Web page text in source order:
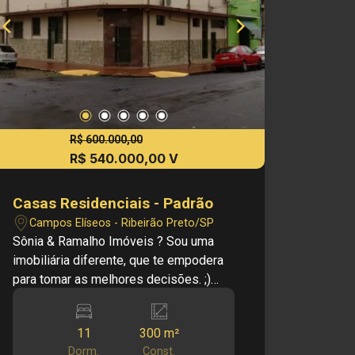
especialistas: WhatsApp: (16) 99963 -
7700 - Edalberto Ramalho. Obs.: como
imobiliária, me reservo o direito de
alterar qualquer informação referente
aos valores, dados e disponibilidade
de meus imóveis, sem aviso prévio.
R$ 600.000,00
R$ 540.000,00 V
Casas Residenciais - Padrão
Campos Elíseos - Ribeirão Preto/SP
Sônia & Ramalho Imóveis ? Sou uma
imobiliária diferente, que te empodera
para tomar as melhores decisões. ;)
Campos Elíseos - 11 salas - 6
11
Dorm.
300 m²
Const.